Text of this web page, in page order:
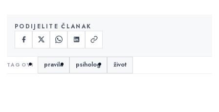
PODIJELITE ČLANAK
pravila psiholog život